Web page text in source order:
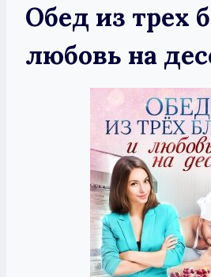
Обед из трех
любовь на